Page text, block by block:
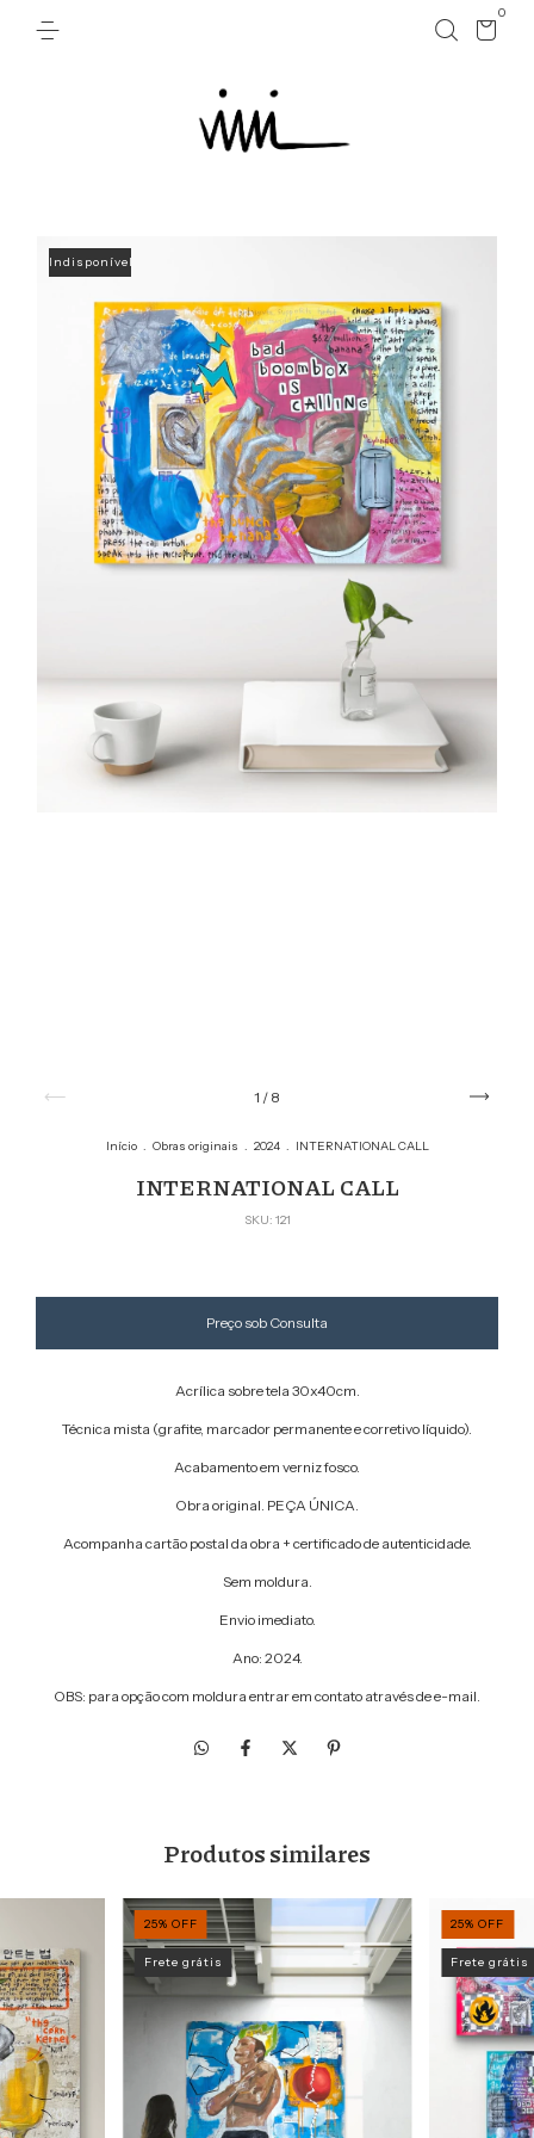
0
VENDIDO
1 / 8
Início . Obras originais . 2024 . INTERNATIONAL CALL
INTERNATIONAL CALL
SKU: 121
Acrílica sobre tela 30x40cm.
Técnica mista (grafite, marcador permanente e corretivo líquido).
Acabamento em verniz fosco.
Obra original. PEÇA ÚNICA.
Acompanha cartão postal da obra + certificado de autenticidade.
Sem moldura.
Envio imediato.
Ano: 2024.
OBS: para opção com moldura entrar em contato através de e-mail.
Produtos similares
25% OFF
Frete grátis
25%OFF
Frete grátis